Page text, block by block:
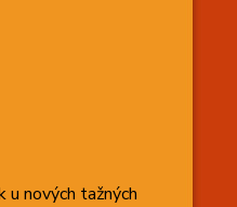
nových tažných